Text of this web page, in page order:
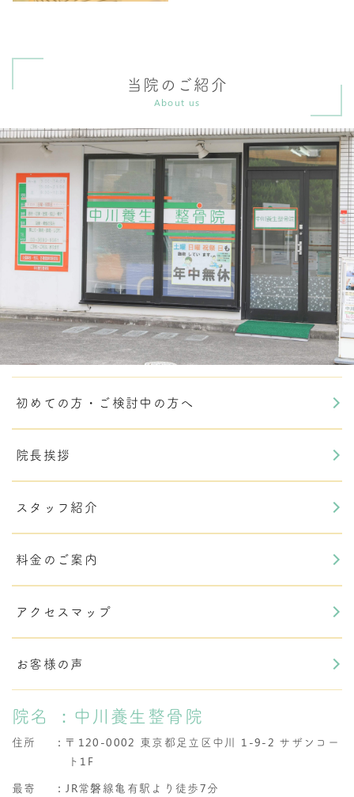
当院のご紹介
About us
初めての方・ご検討中の方へ
院長挨拶
スタッフ紹介
料金のご案内
アクセスマップ
お客様の声
院名 ：中川養生整骨院
住所 ： 〒120-0002 東京都足立区中川 1-9-2 サザンコー
ト1F
最寄
：JR常磐線亀有駅より徒歩7分